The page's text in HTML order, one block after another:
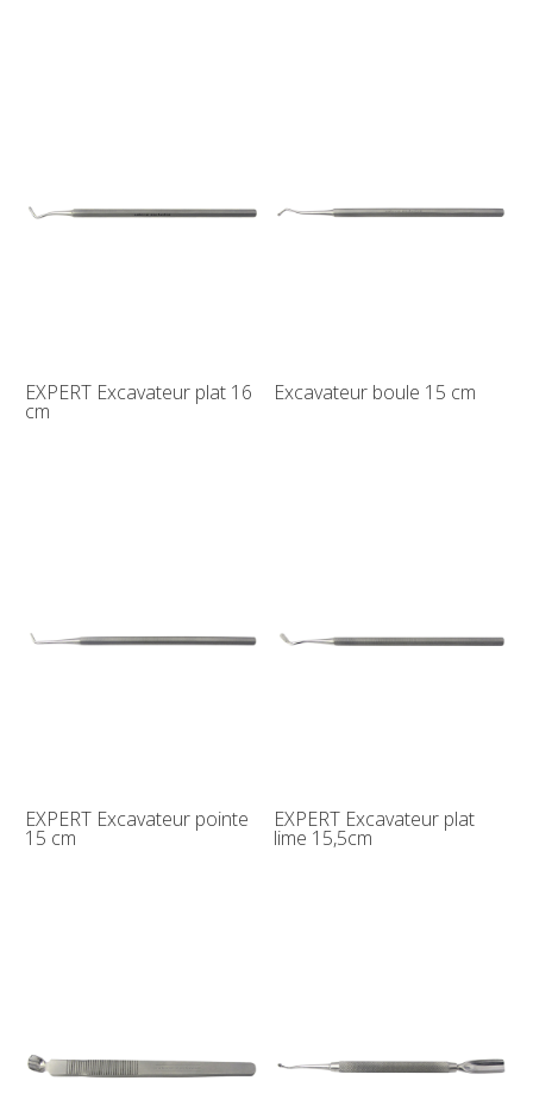
EXPERT Excavateur plat 16
cm
Excavateur boule 15 cm
EXPERT Excavateur pointe
15 cm
EXPERT Excavateur plat
lime 15,5cm